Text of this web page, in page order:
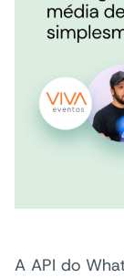
A API do